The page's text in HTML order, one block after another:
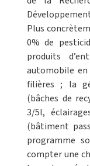
Plus
0% de
produits
automobile en
filières ; la
(bâches de
3/5l,
(bâtiment
programme
compter une